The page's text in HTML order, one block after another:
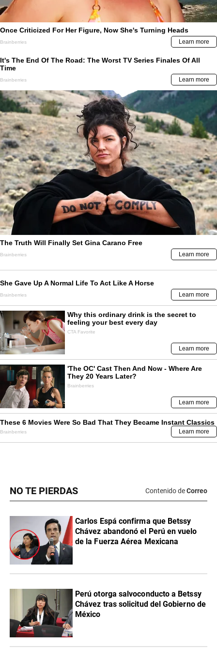
NO TE PIERDAS Contenido deCorreo
Carlos Espá confirma que Betssy
Chávez abandonó el Perú en vuelo
de la Fuerza Aérea Mexicana
Perú otorga salvoconducto a Betssy
Chávez tras solicitud del Gobierno de
México